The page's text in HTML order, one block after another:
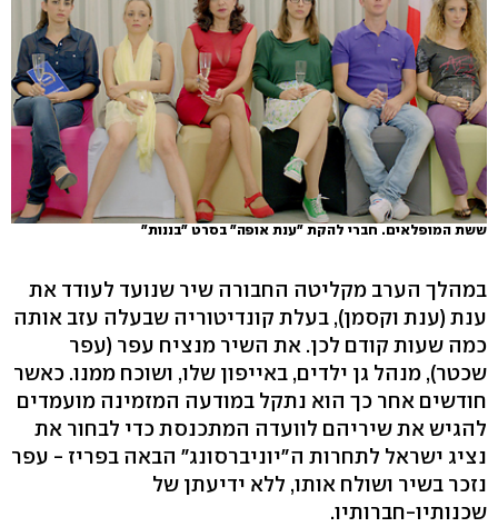
ששת המופלאים. חברי להקת "ענת אופה" בסרט "בננות"
במהלך הערב מקליטה החבורה שיר שנועד לעודד את
ענת (ענת וקסמן), בעלת קונדיטוריה שבעלה עזב אותה
כמה שעות קודם לכן. את השיר מנציח עפר (עפר
שכטר), מנהל גן ילדים, באייפון שלו, ושוכח ממנו. כאשר
חודשים אחר כך הוא נתקל במודעה המזמינה מועמדים
להגיש את שיריהם לוועדה המתכנסת כדי לבחור את
נציג ישראל לתחרות ה"יוניברסונג" הבאה בפריז - עפר
נזכר בשיר ושולח אותו, ללא ידיעתן של
שכנותיו-חברותיו.